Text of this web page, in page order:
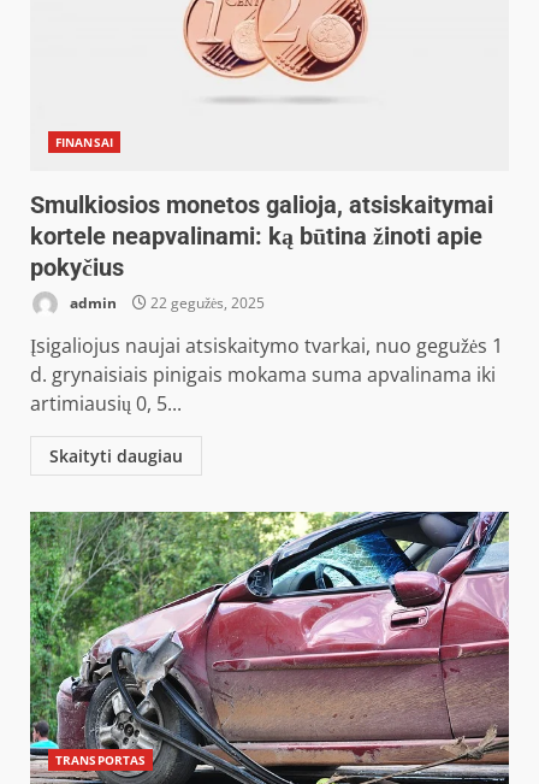
FINANSAI
Smulkiosios monetos galioja, atsiskaitymai
kortele neapvalinami: ką būtina žinoti apie
pokyčius
admin 22 gegužės, 2025
Įsigaliojus naujai atsiskaitymo tvarkai, nuo gegužės 1
d. grynaisiais pinigais mokama suma apvalinama iki
artimiausių 0, 5...
Skaityti daugiau
TRANSPORTAS